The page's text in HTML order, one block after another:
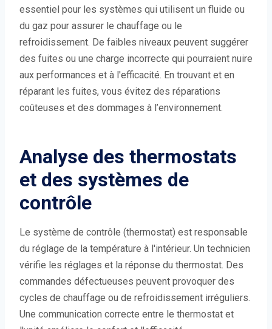
essentiel pour les systèmes qui utilisent un fluide ou
du gaz pour assurer le chauffage ou le
refroidissement. De faibles niveaux peuvent suggérer
des fuites ou une charge incorrecte qui pourraient nuire
aux performances et à l'efficacité. En trouvant et en
réparant les fuites, vous évitez des réparations
coûteuses et des dommages à l’environnement.
Analyse des thermostats
et des systèmes de
contrôle
Le système de contrôle (thermostat) est responsable
du réglage de la température à l'intérieur. Un technicien
vérifie les réglages et la réponse du thermostat. Des
commandes défectueuses peuvent provoquer des
cycles de chauffage ou de refroidissement irréguliers.
Une communication correcte entre le thermostat et